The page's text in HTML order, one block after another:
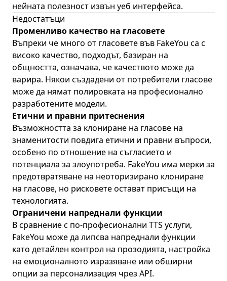
нейната полезност извън уеб интерфейса.
Недостатъци
Променливо качество на гласовете
Въпреки че много от гласовете във FakeYou са с
високо качество, подходът, базиран на
общността, означава, че качеството може да
варира. Някои създадени от потребители гласове
може да нямат полировката на професионално
разработените модели.
Етични и правни притеснения
Възможността за клониране на гласове на
знаменитости повдига етични и правни въпроси,
особено по отношение на съгласието и
потенциала за злоупотреба. FakeYou има мерки за
предотвратяване на неоторизирано клониране
на гласове, но рисковете остават присъщи на
технологията.
Ограничени напреднали функции
В сравнение с по-професионални TTS услуги,
FakeYou може да липсва напреднали функции
като детайлен контрол на прозодията, настройка
на емоционалното изразяване или обширни
опции за персонализация чрез API.